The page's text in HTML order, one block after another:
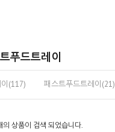
푸드트레이
(117) 패스트푸드트레이(21)
의 상품이 검색 되었습니다.